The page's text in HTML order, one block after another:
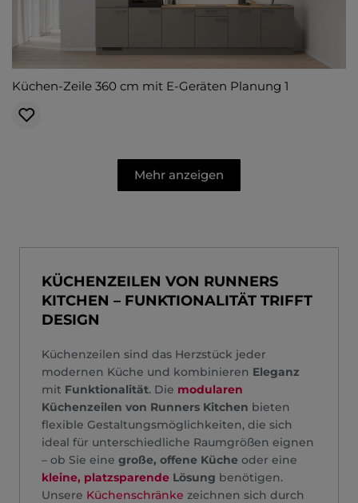
Küchen-Zeile 360 cm mit E-Geräten Planung 1
Mehr anzeigen
KÜCHENZEILEN VON RUNNERS
KITCHEN – FUNKTIONALITÄT TRIFFT
DESIGN
Küchenzeilen sind das Herzstück jeder
modernen Küche und kombinieren Eleganz
mit Funktionalität. Die modularen
Küchenzeilen von Runners Kitchen bieten
flexible Gestaltungsmöglichkeiten, die sich
ideal für unterschiedliche Raumgrößen eignen
– ob Sie eine große, offene Küche oder eine
kleine, platzsparende Lösung benötigen.
Unsere Küchenschränke zeichnen sich durch